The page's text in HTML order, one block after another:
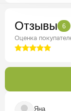
Отзывы 6
Оценка
Яна